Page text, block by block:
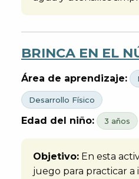
BRINCA EN EL
Área de aprendizaje:
Desarrollo Físico
Edad del niño: 3 años
Objetivo: En esta
juego para practicar